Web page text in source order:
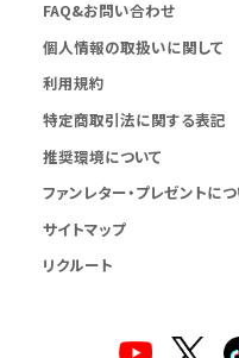
FAQ&お問い合わせ
個人情報の取扱いに関して
利用規約
特定商取引法に関する表記
推奨環境について
ファンレター・プレゼントに
サイトマップ
リクルート